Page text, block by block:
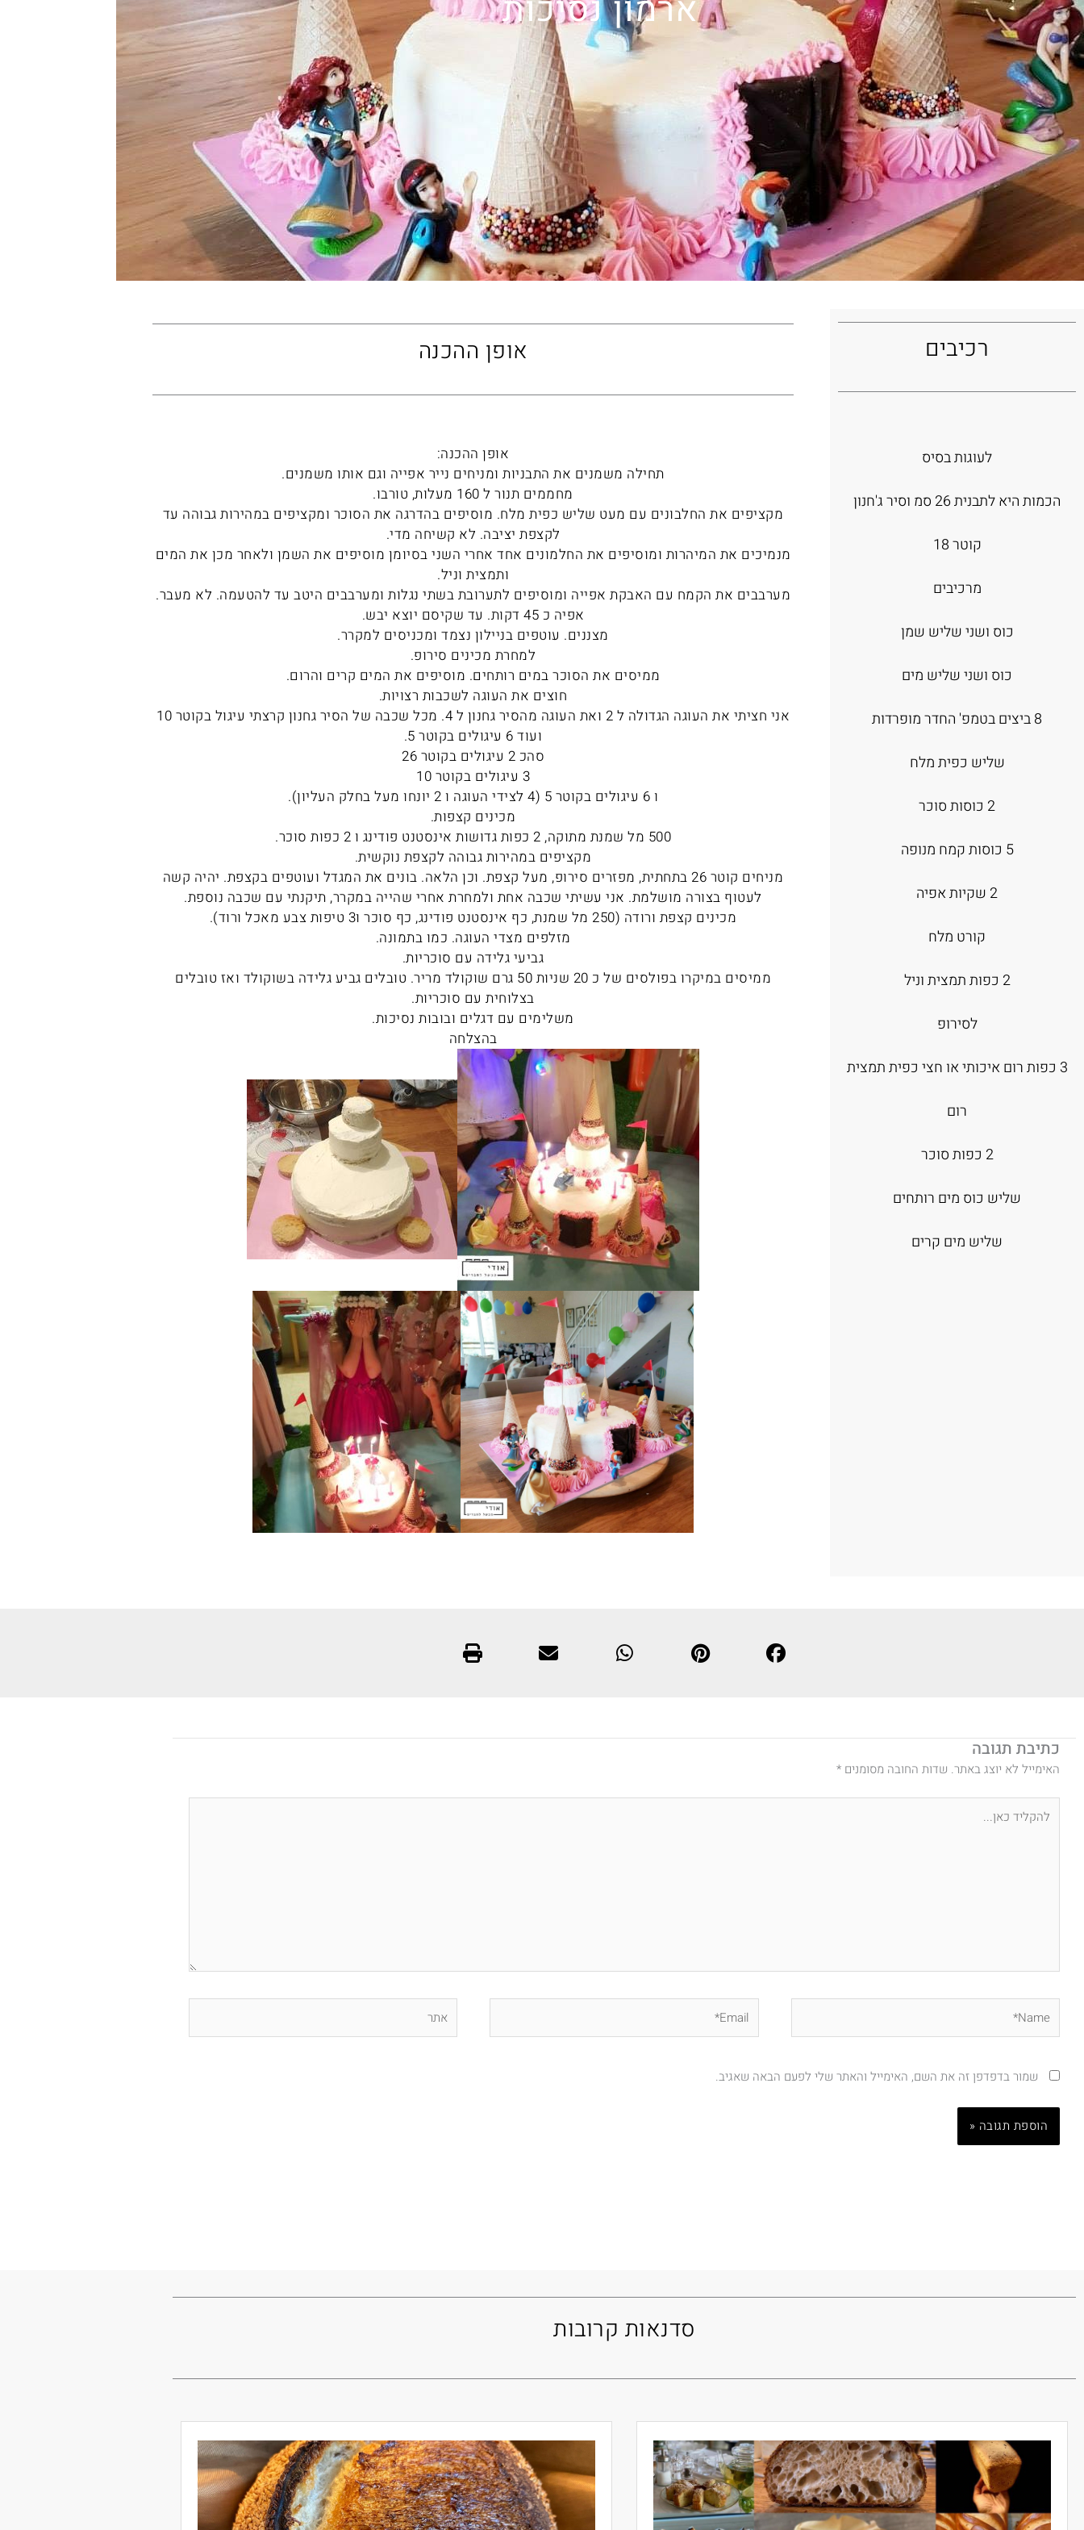
רכיבים
לעוגות בסיס
הכמות היא לתבנית 26 סמ וסיר ג'חנון
קוטר 18
מרכיבים
כוס ושני שליש שמן
כוס ושני שליש מים
8 ביצים בטמפ' החדר מופרדות
שליש כפית מלח
2 כוסות סוכר
5 כוסות קמח מנופה
2 שקיות אפיה
קורט מלח
2 כפות תמצית וניל
לסירופ
3 כפות רום איכותי או חצי כפית תמצית
רום
2 כפות סוכר
שליש כוס מים רותחים
שליש מים קרים
אופן ההכנה
אופן ההכנה:
תחילה משמנים את התבניות ומניחים נייר אפייה וגם אותו משמנים.
מחממים תנור ל 160 מעלות, טורבו.
מקציפים את החלבונים עם מעט שליש כפית מלח. מוסיפים בהדרגה את הסוכר ומקציפים במהירות גבוהה עד
לקצפת יציבה. לא קשיחה מדי.
מנמיכים את המיהרות ומוסיפים את החלמונים אחד אחרי השני בסיומן מוסיפים את השמן ולאחר מכן את המים
ותמצית וניל.
מערבבים את הקמח עם האבקת אפייה ומוסיפים לתערובת בשתי נגלות ומערבבים היטב עד להטעמה. לא מעבר.
אפיה כ 45 דקות. עד שקיסם יוצא יבש.
מצננים. עוטפים בניילון נצמד ומכניסים למקרר.
למחרת מכינים סירופ.
ממיסים את הסוכר במים רותחים. מוסיפים את המים קרים והרום.
חוצים את העוגה לשכבות רצויות.
אני חציתי את העוגה הגדולה ל 2 ואת העוגה מהסיר גחנון ל 4. מכל שכבה של הסיר גחנון קרצתי עיגול בקוטר 10
ועוד 6 עיגולים בקוטר 5.
סהכ 2 עיגולים בקוטר 26
3 עיגולים בקוטר 10
ו 6 עיגולים בקוטר 5 (4 לצידי העוגה ו 2 יונחו מעל בחלק העליון).
מכינים קצפות.
500 מל שמנת מתוקה, 2 כפות גדושות אינסטנט פודינג ו 2 כפות סוכר.
מקציפים במהירות גבוהה לקצפת נוקשית.
מניחים קוטר 26 בתחתית, מפזרים סירופ, מעל קצפת. וכן הלאה. בונים את המגדל ועוטפים בקצפת. יהיה קשה
לעטוף בצורה מושלמת. אני עשיתי שכבה אחת ולמחרת אחרי שהייה במקרר, תיקנתי עם שכבה נוספת.
מכינים קצפת ורודה (250 מל שמנת, כף אינסטנט פודינג, כף סוכר ו3 טיפות צבע מאכל ורוד).
מזלפים מצדי העוגה. כמו בתמונה.
גביעי גלידה עם סוכריות.
ממיסים במיקרו בפולסים של כ 20 שניות 50 גרם שוקולד מריר. טובלים גביע גלידה בשוקולד ואז טובלים
בצלוחית עם סוכריות.
משלימים עם דגלים ובובות נסיכות.
בהצלחה
כתיבת תגובה
האימייל לא יוצג באתר. שדות החובה מסומנים *
כאן...
שמור בדפדפן זה את השם, האימייל והאתר שלי לפעם הבאה שאגיב.
סדנאות קרובות